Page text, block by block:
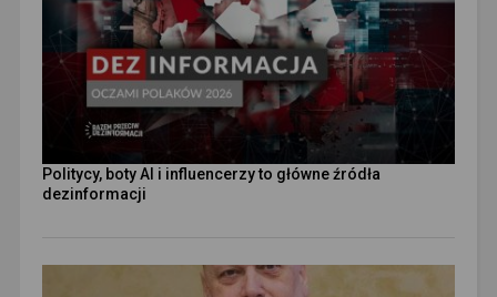
Politycy, boty AI i influencerzy to główne źródła
dezinformacji